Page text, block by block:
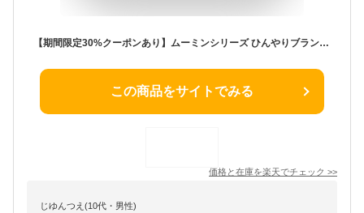
【期間限定30%クーポンあり】ムーミンシリーズ ひんやりブランケット2 MOOMIN ムーミン リトルミイ ニョロニョロ スナフキン 接触冷感 冷感 クール かわいい 子供 ベビー 赤ちゃん ベビーカー 昼寝 cool 夏用 サマー ひざ掛け ひざかけ オフィス ひんやり
この商品をサイトでみる
価格と在庫を楽天でチェック >>
じゆんつえ(10代・男性)